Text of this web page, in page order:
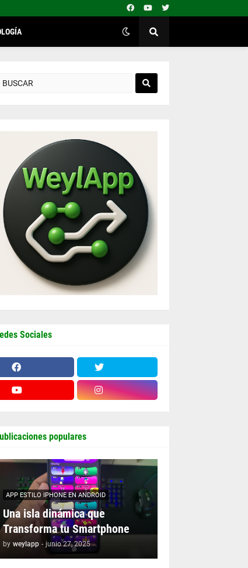
Sociales
populares
APP ESTILO IPHONE EN ANDROID
Una isla dinámica que
Transforma tu Smartphone
by weylapp - junio 27, 2025